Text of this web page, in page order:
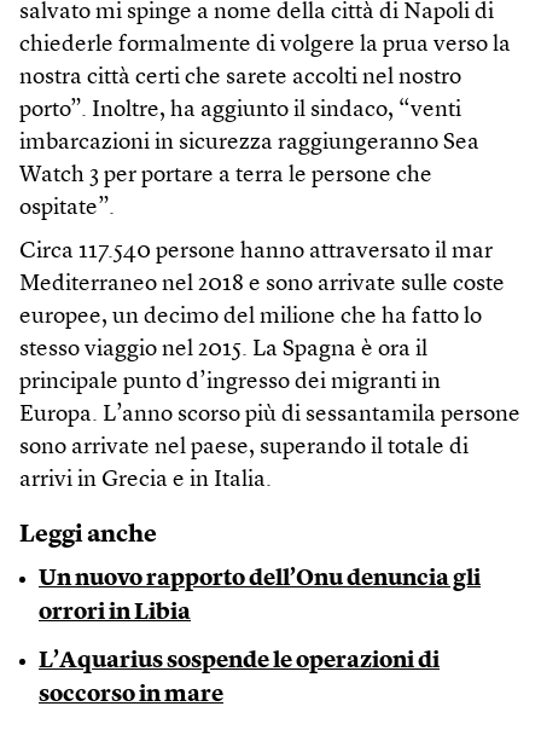
salvato mi spinge a nome della città di Napoli di
chiederle formalmente di volgere la prua verso la
nostra città certi che sarete accolti nel nostro
porto”. Inoltre, ha aggiunto il sindaco, “venti
imbarcazioni in sicurezza raggiungeranno Sea
Watch 3 per portare a terra le persone che
ospitate”.
Circa 117.540 persone hanno attraversato il mar
Mediterraneo nel 2018 e sono arrivate sulle coste
europee, un decimo del milione che ha fatto lo
stesso viaggio nel 2015. La Spagna è ora il
principale punto d’ingresso dei migranti in
Europa. L’anno scorso più di sessantamila persone
sono arrivate ​​nel paese, superando il totale di
arrivi in Grecia e in Italia.
Leggi anche
Un nuovo rapporto dell’Onu denuncia gli
orrori in Libia
L’Aquarius sospende le operazioni di
soccorso in mare